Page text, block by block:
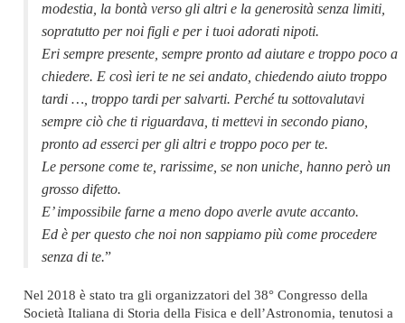
modestia, la bontà verso gli altri e la generosità senza limiti,
sopratutto per noi figli e per i tuoi adorati nipoti.
Eri sempre presente, sempre pronto ad aiutare e troppo poco a
chiedere. E così ieri te ne sei andato, chiedendo aiuto troppo
tardi …, troppo tardi per salvarti. Perché tu sottovalutavi
sempre ciò che ti riguardava, ti mettevi in secondo piano,
pronto ad esserci per gli altri e troppo poco per te.
Le persone come te, rarissime, se non uniche, hanno però un
grosso difetto.
E’ impossibile farne a meno dopo averle avute accanto.
Ed è per questo che noi non sappiamo più come procedere
senza di te.”
Nel 2018 è stato tra gli organizzatori del 38° Congresso della
Società Italiana di Storia della Fisica e dell’Astronomia, tenutosi a